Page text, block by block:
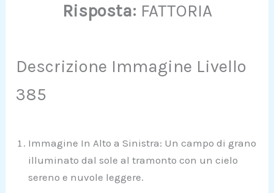
Risposta: FATTORIA
Descrizione Immagine Livello
385
Immagine In Alto a Sinistra: Un campo di grano
illuminato dal sole al tramonto con un cielo
sereno e nuvole leggere.